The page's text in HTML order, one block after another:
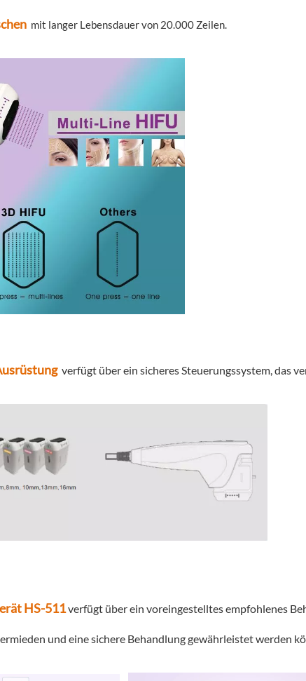
mit langer Lebensdauer von 20.000 Zeilen.
verfügt über ein sicheres Steuerungssystem, das
HS-511verfügt über ein voreingestelltes empfohlenes
und eine sichere Behandlung gewährleistet werden